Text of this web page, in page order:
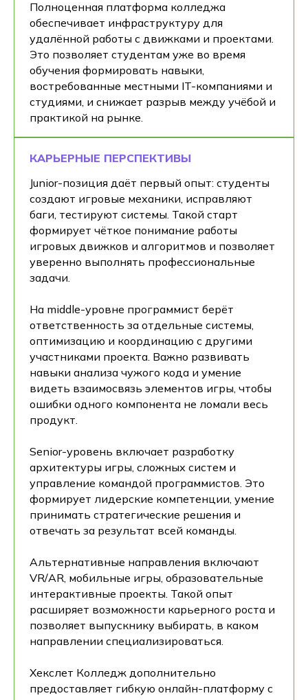
Полноценная платформа колледжа
обеспечивает инфраструктуру для
удалённой работы с движками и проектами.
Это позволяет студентам уже во время
обучения формировать навыки,
востребованные местными IT-компаниями и
студиями, и снижает разрыв между учёбой и
практикой на рынке.
КАРЬЕРНЫЕ ПЕРСПЕКТИВЫ
Junior-позиция даёт первый опыт: студенты
создают игровые механики, исправляют
баги, тестируют системы. Такой старт
формирует чёткое понимание работы
игровых движков и алгоритмов и позволяет
уверенно выполнять профессиональные
задачи.
На middle-уровне программист берёт
ответственность за отдельные системы,
оптимизацию и координацию с другими
участниками проекта. Важно развивать
навыки анализа чужого кода и умение
видеть взаимосвязь элементов игры, чтобы
ошибки одного компонента не ломали весь
продукт.
Senior-уровень включает разработку
архитектуры игры, сложных систем и
управление командой программистов. Это
формирует лидерские компетенции, умение
принимать стратегические решения и
отвечать за результат всей команды.
Альтернативные направления включают
VR/AR, мобильные игры, образовательные
интерактивные проекты. Такой опыт
расширяет возможности карьерного роста и
позволяет выпускнику выбирать, в каком
направлении специализироваться.
Хекслет Колледж дополнительно
предоставляет гибкую онлайн-платформу с
я даюСогласиена обработкуперсональных
данных